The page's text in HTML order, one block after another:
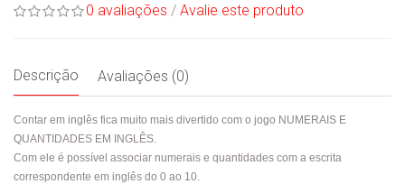
0 avaliações / Avalie este produto
Descrição Avaliações (0)
Contar em inglês fica muito mais divertido com o jogo NUMERAIS E
QUANTIDADES EM INGLÊS.
Com ele é possível associar numerais e quantidades com a escrita
correspondente em inglês do 0 ao 10.